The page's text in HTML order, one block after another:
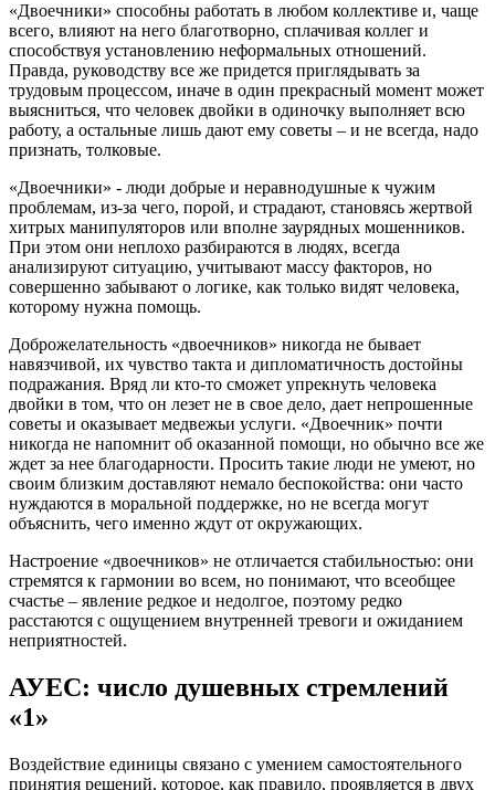
«Двоечники» способны работать в любом коллективе и, чаще
всего, влияют на него благотворно, сплачивая коллег и
способствуя установлению неформальных отношений.
Правда, руководству все же придется приглядывать за
трудовым процессом, иначе в один прекрасный момент может
выясниться, что человек двойки в одиночку выполняет всю
работу, а остальные лишь дают ему советы – и не всегда, надо
признать, толковые.
«Двоечники» - люди добрые и неравнодушные к чужим
проблемам, из-за чего, порой, и страдают, становясь жертвой
хитрых манипуляторов или вполне заурядных мошенников.
При этом они неплохо разбираются в людях, всегда
анализируют ситуацию, учитывают массу факторов, но
совершенно забывают о логике, как только видят человека,
которому нужна помощь.
Доброжелательность «двоечников» никогда не бывает
навязчивой, их чувство такта и дипломатичность достойны
подражания. Вряд ли кто-то сможет упрекнуть человека
двойки в том, что он лезет не в свое дело, дает непрошенные
советы и оказывает медвежьи услуги. «Двоечник» почти
никогда не напомнит об оказанной помощи, но обычно все же
ждет за нее благодарности. Просить такие люди не умеют, но
своим близким доставляют немало беспокойства: они часто
нуждаются в моральной поддержке, но не всегда могут
объяснить, чего именно ждут от окружающих.
Настроение «двоечников» не отличается стабильностью: они
стремятся к гармонии во всем, но понимают, что всеобщее
счастье – явление редкое и недолгое, поэтому редко
расстаются с ощущением внутренней тревоги и ожиданием
неприятностей.
АУЕС: число душевных стремлений
«1»
Воздействие единицы связано с умением самостоятельного
принятия решений, которое, как правило, проявляется в двух